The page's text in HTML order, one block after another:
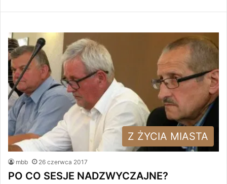
Z ŻYCIA MIASTA
mbb 26 czerwca 2017
PO CO SESJE NADZWYCZAJNE?